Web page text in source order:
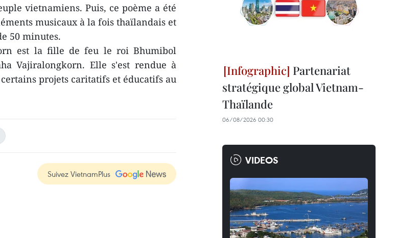
vietnamiens. Puis, ce poème a été
musicaux à la fois thaïlandais et
50 minutes.
est la fille de feu le roi Bhumibol
Vajiralongkorn. Elle s'est rendue à
projets caritatifs et éducatifs au
Suivez VietnamPlus
Partenariat
stratégique global Vietnam-
Thaïlande
06/08/2026 00:30
VIDEOS